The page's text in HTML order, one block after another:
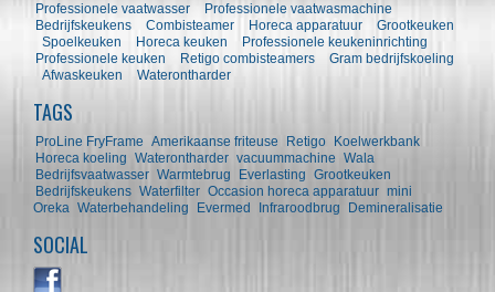
Professionele vaatwasser
Professionele vaatwasmachine
Bedrijfskeukens
Combisteamer Horeca apparatuur
Grootkeuken
Spoelkeuken
Horeca keuken
Professionele keukeninrichting
Professionele keuken
Retigo combisteamers
Gram bedrijfskoeling
Afwaskeuken
Waterontharder
TAGS
ProLine FryFrame Amerikaanse friteuse Retigo
Koelwerkbank
Horeca koeling Waterontharder vacuummachine Wala
Bedrijfsvaatwasser Warmtebrug Everlasting Grootkeuken
Bedrijfskeukens Waterfilter Occasion horeca apparatuur mini
Oreka Waterbehandeling Evermed Infraroodbrug Demineralisatie
SOCIAL